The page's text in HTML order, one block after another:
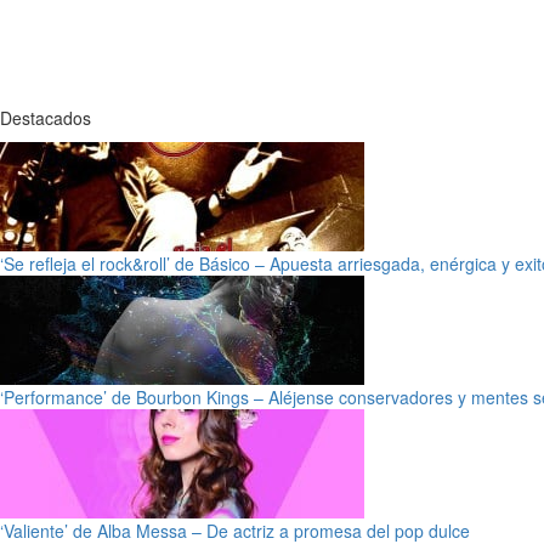
Destacados
‘Se refleja el rock&roll’ de Básico – Apuesta arriesgada, enérgica y
‘Performance’ de Bourbon Kings – Aléjense conservadores y mentes
‘Valiente’ de Alba Messa – De actriz a promesa del pop dulce